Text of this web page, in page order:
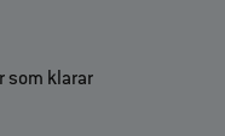
som klarar